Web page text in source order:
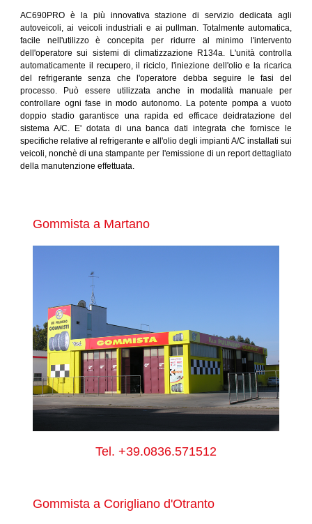
AC690PRO è la più innovativa stazione di servizio dedicata agli
autoveicoli, ai veicoli industriali e ai pullman. Totalmente automatica,
facile nell'utilizzo è concepita per ridurre al minimo l'intervento
dell'operatore sui sistemi di climatizzazione R134a. L'unità controlla
automaticamente il recupero, il riciclo, l'iniezione dell'olio e la ricarica
del refrigerante senza che l'operatore debba seguire le fasi del
processo. Può essere utilizzata anche in modalità manuale per
controllare ogni fase in modo autonomo. La potente pompa a vuoto
doppio stadio garantisce una rapida ed efficace deidratazione del
sistema A/C. E' dotata di una banca dati integrata che fornisce le
specifiche relative al refrigerante e all'olio degli impianti A/C installati sui
veicoli, nonchè di una stampante per l'emissione di un report dettagliato
della manutenzione effettuata.
Gommista a Martano
Tel. +39.0836.571512
Gommista a Corigliano d'Otranto